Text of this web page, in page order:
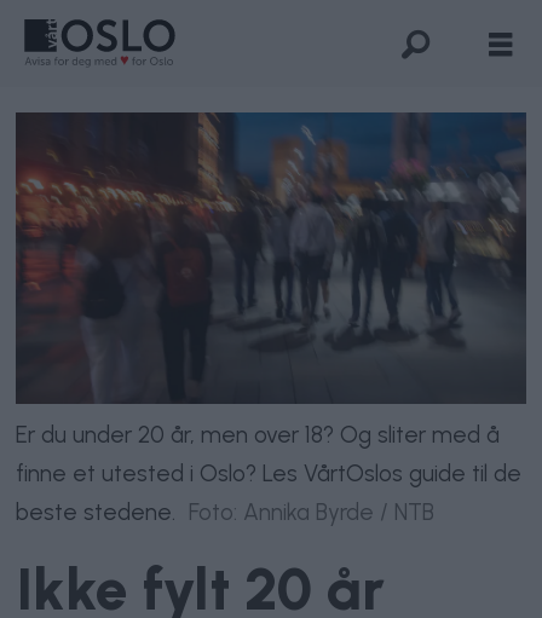
Er du under 20 år, men over 18? Og sliter med å
finne et utested i Oslo? Les VårtOslos guide til de
beste stedene. Foto: Annika Byrde / NTB
Ikke fylt 20 år